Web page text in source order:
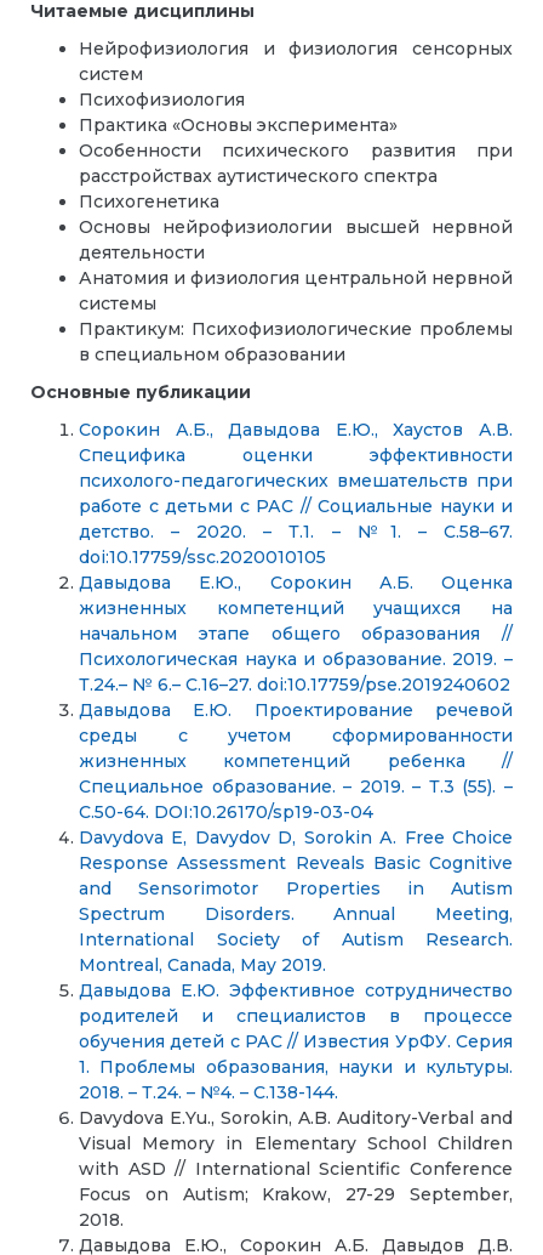
Читаемые дисциплины
Нейрофизиология и физиология сенсорных
систем
Психофизиология
Практика «Основы эксперимента»
Особенности психического развития при
расстройствах аутистического спектра
Психогенетика
Основы нейрофизиологии высшей нервной
деятельности
Анатомия и физиология центральной нервной
системы
Практикум: Психофизиологические проблемы
в специальном образовании
Основные публикации
Сорокин А.Б., Давыдова Е.Ю., Хаустов А.В.
Специфика оценки эффективности
психолого-педагогических вмешательств при
работе с детьми с РАС // Социальные науки и
детство. – 2020. – Т.1. – №1. – С.58–67.
doi:10.17759/ssc.2020010105
Давыдова Е.Ю., Сорокин А.Б. Оценка
жизненных компетенций учащихся на
начальном этапе общего образования //
Психологическая наука и образование. 2019. –
Т.24.– № 6.– С.16–27. doi:10.17759/pse.2019240602
Давыдова Е.Ю. Проектирование речевой
среды с учетом сформированности
жизненных компетенций ребенка //
Специальное образование. – 2019. – Т.3 (55). –
С.50-64. DOI:10.26170/sp19-03-04
Davydova E, Davydov D, Sorokin А. Free Choice
Response Assessment Reveals Basic Cognitive
and Sensorimotor Properties in Autism
Spectrum Disorders. Annual Meeting,
International Society of Autism Research.
Montreal, Canada, May 2019.
Давыдова Е.Ю. Эффективное сотрудничество
родителей и специалистов в процессе
обучения детей с РАС // Известия УрФУ. Серия
1. Проблемы образования, науки и культуры.
2018. – Т.24. – №4. – С.138-144.
Davydova Е.Yu., Sorokin, A.B. Auditory-Verbal and
Visual Memory in Elementary School Children
with ASD // International Scientific Conference
Focus on Autism; Krakow, 27-29 September,
2018.
Давыдова Е.Ю., Сорокин А.Б. Давыдов Д.В.